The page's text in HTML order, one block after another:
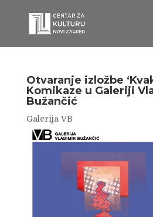
Otvaranje izložbe
Komikaze u Galeriji
Bužančić
Galerija VB